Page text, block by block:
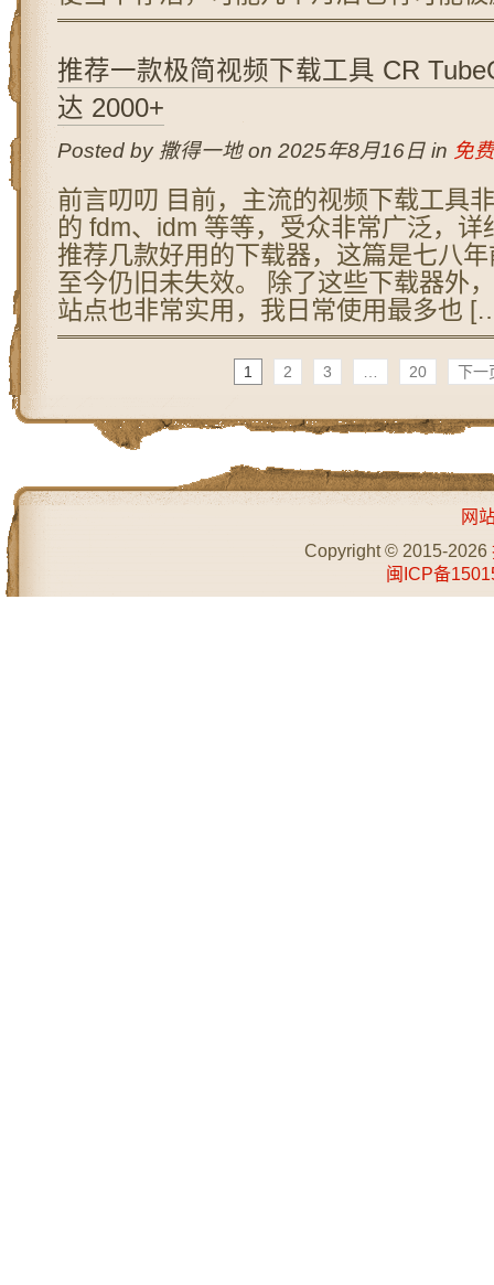
推荐一款极简视频下载工具 CR
达 2000+
Posted by 撒得一地 on 2025年8月16日 in 免
前言叨叨 目前，主流的视频下载工具
的 fdm、idm 等等，受众非常广泛，详
推荐几款好用的下载器，这篇是七八
至今仍旧未失效。 除了这些下载器外
站点也非常实用，我日常使用最多也
1 2 3 20 下一
网
Copyright © 2015-2026
闽ICP备